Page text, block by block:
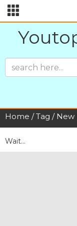
Home /Tag / New
Wait...